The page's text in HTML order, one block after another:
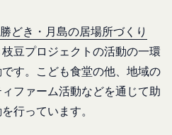
どき・月島の居場所づくり
豆プロジェクトの活動の一環
す。こども食堂の他、地域の
ファーム活動などを通じて助
行っています。
帯端末上で当社のサービス
、端末識別子およびIPアド
ります。また、当社は、お
名前、端末の種類、電話番
名、もしくはメールアドレ
ることを選択したその他の
場合があります。
員登録を申請し、当社がこ
、団体、個人をいいます。
する法人、団体、個人をい